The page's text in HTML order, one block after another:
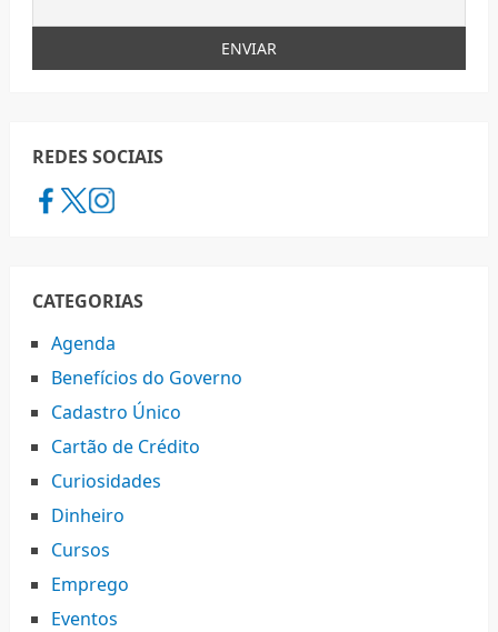
REDES SOCIAIS
CATEGORIAS
Agenda
Benefícios do Governo
Cadastro Único
Cartão de Crédito
Curiosidades
Dinheiro
Cursos
Emprego
Eventos